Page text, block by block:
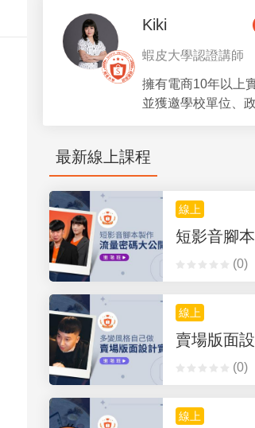
Kiki
蝦皮大學認證講師
擁有電商10年以上
並獲邀學校單位、
場、受眾、廣告數據
等。 目前專注於AI
劃應用，期許為電
成長。
最新線上課程
線上
短影音腳
(0)
線上
賣場版面
(0)
線上